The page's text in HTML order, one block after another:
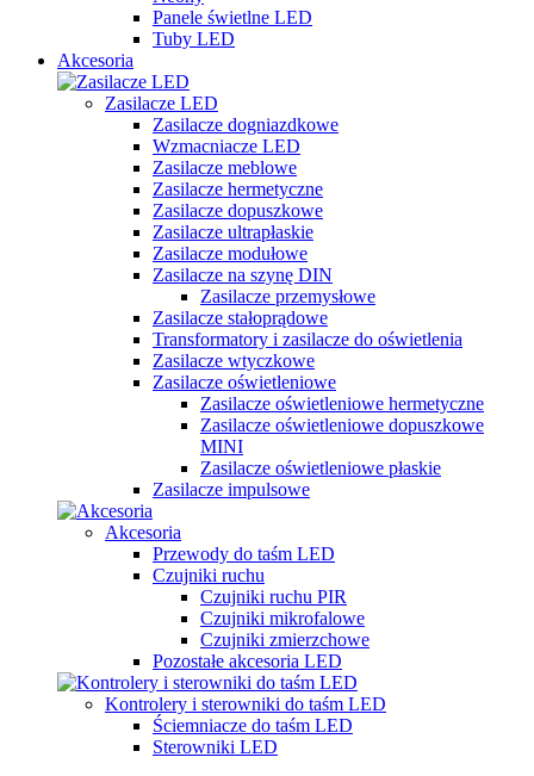
Panele świetlne LED
Tuby LED
Akcesoria
Zasilacze LED
Zasilacze dogniazdkowe
Wzmacniacze LED
Zasilacze meblowe
Zasilacze hermetyczne
Zasilacze dopuszkowe
Zasilacze ultrapłaskie
Zasilacze modułowe
Zasilacze na szynę DIN
Zasilacze przemysłowe
Zasilacze stałoprądowe
Transformatory i zasilacze do oświetlenia
Zasilacze wtyczkowe
Zasilacze oświetleniowe
Zasilacze oświetleniowe hermetyczne
Zasilacze oświetleniowe dopuszkowe
MINI
Zasilacze oświetleniowe płaskie
Zasilacze impulsowe
Akcesoria
Przewody do taśm LED
Czujniki ruchu
Czujniki ruchu PIR
Czujniki mikrofalowe
Czujniki zmierzchowe
Pozostałe akcesoria LED
Kontrolery i sterowniki do taśm LED
Ściemniacze do taśm LED
Sterowniki LED